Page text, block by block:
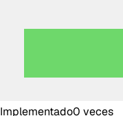
Implementado0 veces